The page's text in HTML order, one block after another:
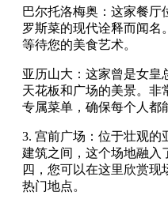
巴尔托洛梅奥：这家餐厅
罗斯菜的现代诠释而闻名
等待您的美食艺术。
亚历山大：这家曾是女皇
天花板和广场的美景。非
专属菜单，确保每个人都
3. 宫前广场：位于壮观的
建筑之间，这个场地融入
四，您可以在这里欣赏现
热门地点。